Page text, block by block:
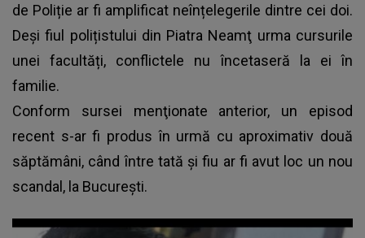
de Poliție ar fi amplificat neînțelegerile dintre cei doi.
Deși fiul polițistului din Piatra Neamţ urma cursurile
unei facultăți, conflictele nu încetaseră la ei în
familie.
Conform sursei menţionate anterior, un episod
recent s-ar fi produs în urmă cu aproximativ două
săptămâni, când între tată și fiu ar fi avut loc un nou
scandal, la București.